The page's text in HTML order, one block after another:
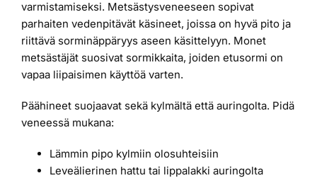
varmistamiseksi. Metsästysveneeseen sopivat
parhaiten vedenpitävät käsineet, joissa on hyvä pito ja
riittävä sorminäppäryys aseen käsittelyyn. Monet
metsästäjät suosivat sormikkaita, joiden etusormi on
vapaa liipaisimen käyttöä varten.
Päähineet suojaavat sekä kylmältä että auringolta. Pidä
veneessä mukana:
Lämmin pipo kylmiin olosuhteisiin
Leveälierinen hattu tai lippalakki auringolta